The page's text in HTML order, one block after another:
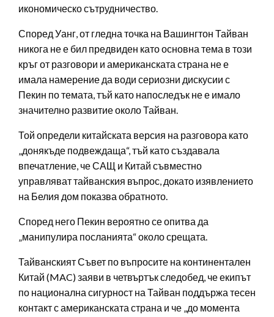
икономическо сътрудничество.
Според Уанг, от гледна точка на Вашингтон Тайван
никога не е бил предвиден като основна тема в този
кръг от разговори и американската страна не е
имала намерение да води сериозни дискусии с
Пекин по темата, тъй като напоследък не е имало
значително развитие около Тайван.
Той определи китайската версия на разговора като
„донякъде подвеждаща“, тъй като създавала
впечатление, че САЩ и Китай съвместно
управляват тайванския въпрос, докато изявлението
на Белия дом показва обратното.
Според него Пекин вероятно се опитва да
„манипулира посланията“ около срещата.
Тайванският Съвет по въпросите на континентален
Китай (MAC) заяви в четвъртък следобед, че екипът
по национална сигурност на Тайван поддържа тесен
контакт с американската страна и че „до момента